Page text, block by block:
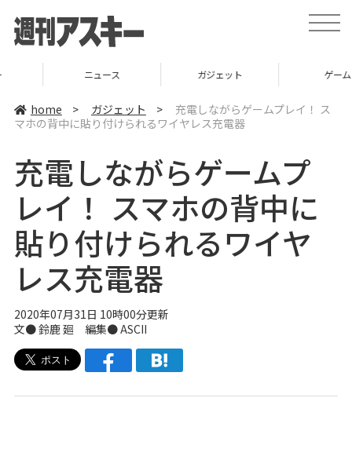
t
o
e
v
ガジェット
home > ガジェット >
充電しながらゲームプレイ！ ス
マホの背中に貼り付けられるワイヤレス充電器
充電しながらゲームプ
レイ！ スマホの背中に
貼り付けられるワイヤ
レス充電器
2020年07月31日 10時00分更新
文● 鈴鹿 廻 編集● ASCII